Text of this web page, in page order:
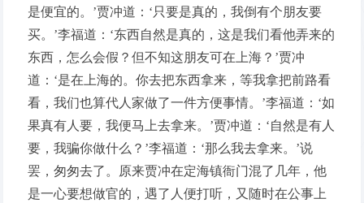
是便宜的。’贾冲道：‘只要是真的，我倒有个朋友要
买。’李福道：‘东西自然是真的，这是我们看他弄来的
东西，怎么会假？但不知这朋友可在上海？’贾冲
道：‘是在上海的。你去把东西拿来，等我拿把前路看
看，我们也算代人家做了一件方便事情。’李福道：‘如
果真有人要，我便马上去拿来。’贾冲道：‘自然是有人
要，我骗你做什么？’李福道：‘那么我去拿来。’说
罢，匆匆去了。原来贾冲在定海镇衙门混了几年，他
是一心要想做官的，遇了人便打听，又随时在公事上